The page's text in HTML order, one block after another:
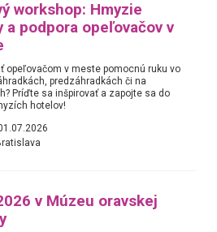
workshop: Hmyzie
a podpora opeľovačov v
opeľovačom v meste pomocnú ruku vo
predzáhradkách či na
Príďte sa inšpirovať a zapojte sa do
hotelov!
v Múzeu oravskej